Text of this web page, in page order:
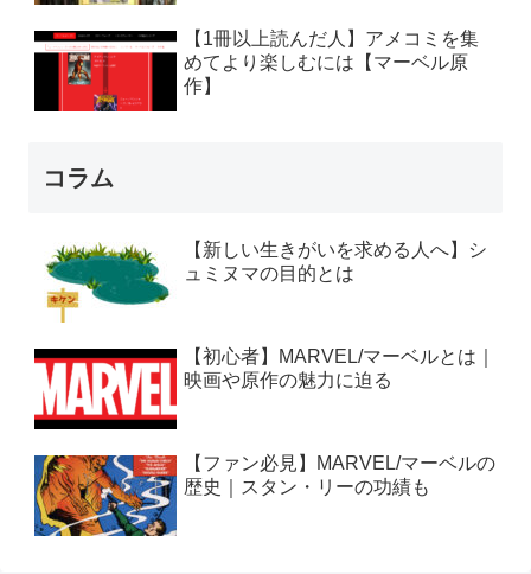
【1冊以上読んだ人】アメコミを集
めてより楽しむには【マーベル原
作】
コラム
【新しい生きがいを求める人へ】シ
ュミヌマの目的とは
【初心者】MARVEL/マーベルとは｜
映画や原作の魅力に迫る
【ファン必見】MARVEL/マーベルの
歴史｜スタン・リーの功績も